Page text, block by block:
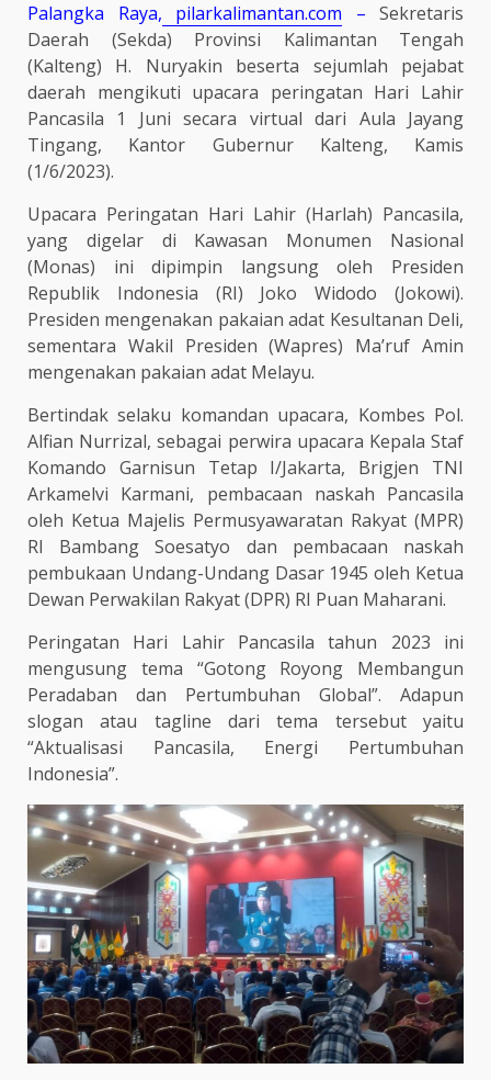
Palangka Raya, pilarkalimantan.com – Sekretaris
Daerah (Sekda) Provinsi Kalimantan Tengah
(Kalteng) H. Nuryakin beserta sejumlah pejabat
daerah mengikuti upacara peringatan Hari Lahir
Pancasila 1 Juni secara virtual dari Aula Jayang
Tingang, Kantor Gubernur Kalteng, Kamis
(1/6/2023).
Upacara Peringatan Hari Lahir (Harlah) Pancasila,
yang digelar di Kawasan Monumen Nasional
(Monas) ini dipimpin langsung oleh Presiden
Republik Indonesia (RI) Joko Widodo (Jokowi).
Presiden mengenakan pakaian adat Kesultanan Deli,
sementara Wakil Presiden (Wapres) Ma’ruf Amin
mengenakan pakaian adat Melayu.
Bertindak selaku komandan upacara, Kombes Pol.
Alfian Nurrizal, sebagai perwira upacara Kepala Staf
Komando Garnisun Tetap I/Jakarta, Brigjen TNI
Arkamelvi Karmani, pembacaan naskah Pancasila
oleh Ketua Majelis Permusyawaratan Rakyat (MPR)
RI Bambang Soesatyo dan pembacaan naskah
pembukaan Undang-Undang Dasar 1945 oleh Ketua
Dewan Perwakilan Rakyat (DPR) RI Puan Maharani.
Peringatan Hari Lahir Pancasila tahun 2023 ini
mengusung tema “Gotong Royong Membangun
Peradaban dan Pertumbuhan Global”. Adapun
slogan atau tagline dari tema tersebut yaitu
“Aktualisasi Pancasila, Energi Pertumbuhan
Indonesia”.